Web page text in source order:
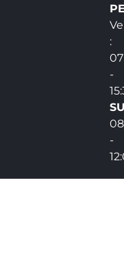
:
-
-